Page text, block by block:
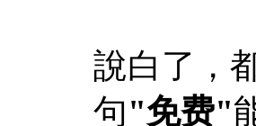
說白了，
句"免费"